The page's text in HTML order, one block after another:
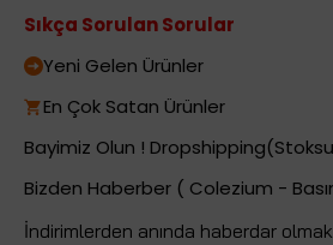
Sıkça Sorulan Sorular
Yeni Gelen Ürünler
En Çok Satan Ürünler
Bayimiz Olun !
Bizden Haberber ( Colezium -
İndirimlerden anında haberdar